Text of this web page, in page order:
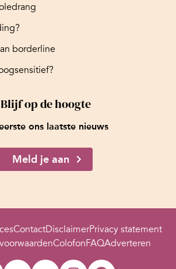
borderline
Blijf op de hoogte
ons laatste nieuws
Meld je aan
ContactDisclaimerPrivacy statement
ColofonFAQAdverteren